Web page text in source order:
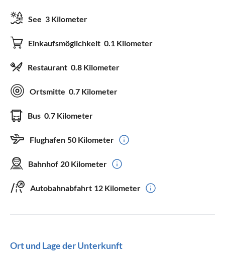
See 3 Kilometer
Einkaufsmöglichkeit 0.1 Kilometer
Restaurant 0.8 Kilometer
Ortsmitte 0.7 Kilometer
Bus 0.7 Kilometer
Flughafen 50 Kilometer
Bahnhof 20 Kilometer
Autobahnabfahrt 12 Kilometer
Ort und Lage der Unterkunft